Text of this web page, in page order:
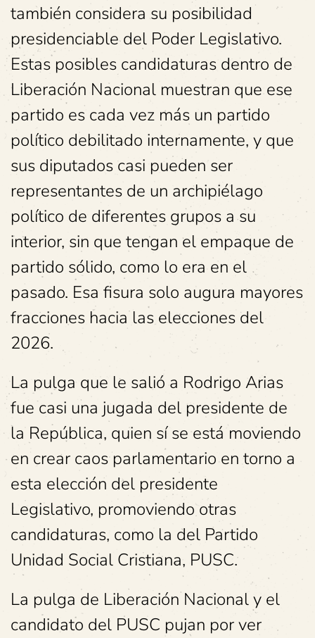
también considera su posibilidad
presidenciable del Poder Legislativo.
Estas posibles candidaturas dentro de
Liberación Nacional muestran que ese
partido es cada vez más un partido
político debilitado internamente, y que
sus diputados casi pueden ser
representantes de un archipiélago
político de diferentes grupos a su
interior, sin que tengan el empaque de
partido sólido, como lo era en el
pasado. Esa fisura solo augura mayores
fracciones hacia las elecciones del
2026.
La pulga que le salió a Rodrigo Arias
fue casi una jugada del presidente de
la República, quien sí se está moviendo
en crear caos parlamentario en torno a
esta elección del presidente
Legislativo, promoviendo otras
candidaturas, como la del Partido
Unidad Social Cristiana, PUSC.
La pulga de Liberación Nacional y el
candidato del PUSC pujan por ver